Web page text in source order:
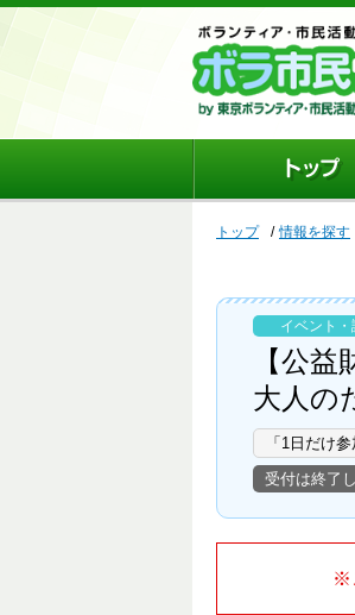
トップ 情報を探す
イベント・
【公
大人の
「1日だけ
受付は終了
※